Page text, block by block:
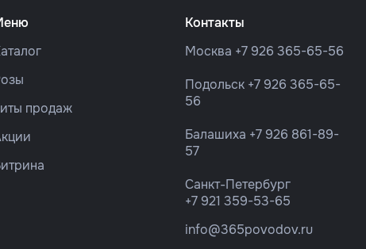
продаж
Контакты
Москва +7 926 365-65-56
Подольск +7 926 365-65-
56
Балашиха +7 926 861-89-
57
Санкт-Петербург
+7 921 359-53-65
info@365povodov.ru